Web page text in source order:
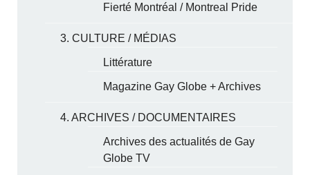
Fierté Montréal / Montreal Pride
3. CULTURE / MÉDIAS
Littérature
Magazine Gay Globe + Archives
4. ARCHIVES / DOCUMENTAIRES
Archives des actualités de Gay
Globe TV